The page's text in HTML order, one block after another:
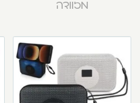
מזוודה